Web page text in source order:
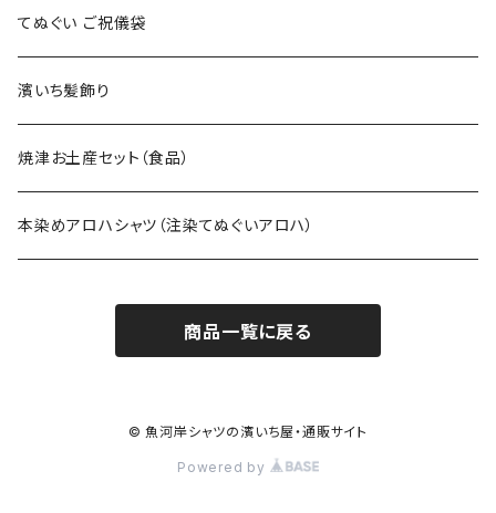
てぬぐい ご祝儀袋
濱いち髪飾り
焼津お土産セット（食品）
本染めアロハシャツ（注染てぬぐいアロハ）
商品一覧に戻る
© 魚河岸シャツの濱いち屋・通販サイト
Powered by